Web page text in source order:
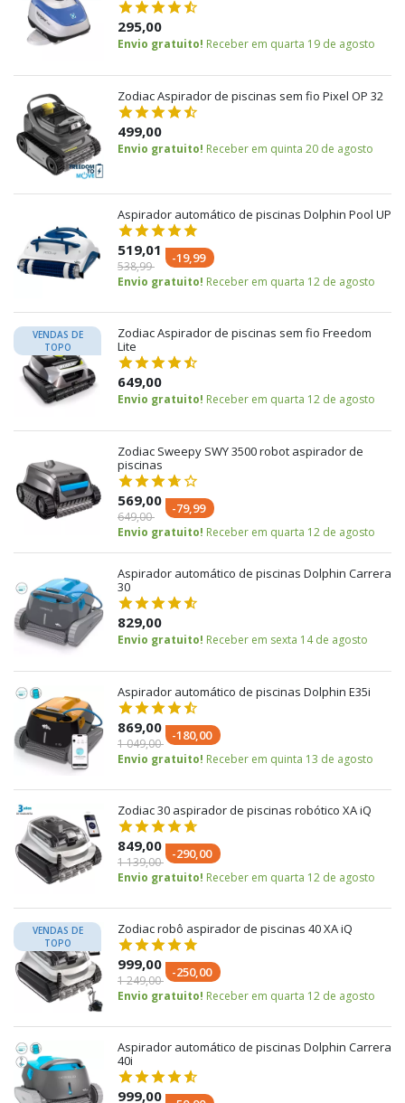
295,00
Envio gratuito! Receber em quarta 19 de agosto
Zodiac Aspirador de piscinas sem fio Pixel OP 32
499,00
Envio gratuito! Receber em quinta 20 de agosto
Aspirador automático de piscinas Dolphin Pool UP
519,01
538,99
-19,99
Envio gratuito! Receber em quarta 12 de agosto
VENDAS DE
TOPO
Zodiac Aspirador de piscinas sem fio Freedom
Lite
649,00
Envio gratuito! Receber em quarta 12 de agosto
Zodiac Sweepy SWY 3500 robot aspirador de
piscinas
569,00
649,00
-79,99
Envio gratuito! Receber em quarta 12 de agosto
Aspirador automático de piscinas Dolphin Carrera
30
829,00
Envio gratuito! Receber em sexta 14 de agosto
Aspirador automático de piscinas Dolphin E35i
869,00
1 049,00
-180,00
Envio gratuito! Receber em quinta 13 de agosto
Zodiac 30 aspirador de piscinas robótico XA iQ
849,00
1 139,00
-290,00
Envio gratuito! Receber em quarta 12 de agosto
VENDAS DE
TOPO
Zodiac robô aspirador de piscinas 40 XA iQ
999,00
1 249,00
-250,00
Envio gratuito! Receber em quarta 12 de agosto
Aspirador automático de piscinas Dolphin Carrera
40i
999,00